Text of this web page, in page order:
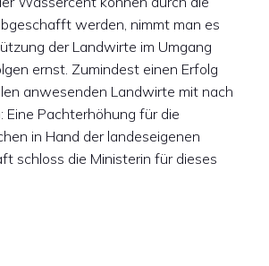
werden, nimmt man es
der Landwirte im Umgang
ernst. Zumindest einen Erfolg
anwesenden Landwirte mit nach
Eine Pachterhöhung für die
in Hand der landeseigenen
schloss die Ministerin für dieses